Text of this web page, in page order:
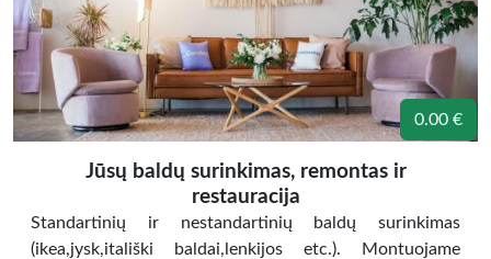
0.00 €
Jūsų baldų surinkimas, remontas ir
restauracija
Standartinių ir nestandartinių baldų surinkimas
(ikea,jysk,itališki baldai,lenkijos etc.). Montuojame